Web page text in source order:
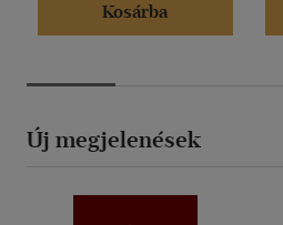
Kosárba
Új megjelenések